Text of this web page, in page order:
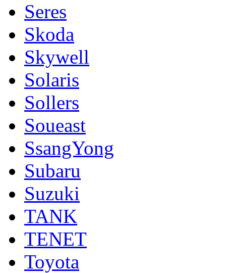
Seres
Skoda
Skywell
Solaris
Sollers
Soueast
SsangYong
Subaru
Suzuki
TANK
TENET
Toyota